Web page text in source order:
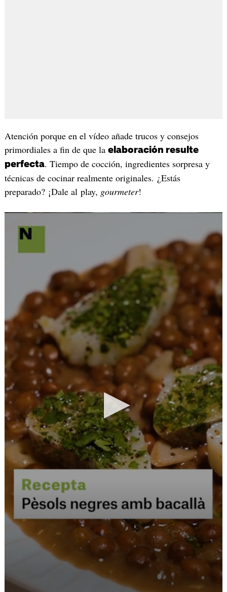
Atención porque en el vídeo añade trucos y consejos
primordiales a fin de que la elaboración resulte
perfecta. Tiempo de cocción, ingredientes sorpresa y
técnicas de cocinar realmente originales. ¿Estás
preparado? ¡Dale al play, gourmeter!